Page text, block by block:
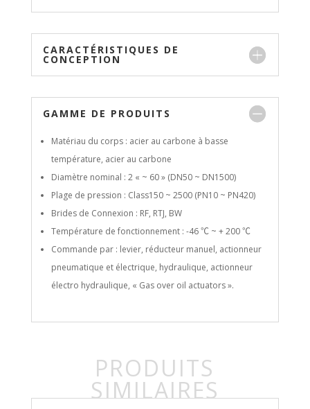
CARACTÉRISTIQUES DE
CONCEPTION
GAMME DE PRODUITS
Matériau du corps : acier au carbone à basse
température, acier au carbone
Diamètre nominal : 2 « ~ 60 » (DN50 ~ DN1500)
Plage de pression : Class150 ~ 2500 (PN10 ~ PN420)
Brides de Connexion : RF, RTJ, BW
Température de fonctionnement : -46 ℃ ~ + 200 ℃
Commande par : levier, réducteur manuel, actionneur
pneumatique et électrique, hydraulique, actionneur
électro hydraulique, « Gas over oil actuators ».
PRODUITS
SIMILAIRES